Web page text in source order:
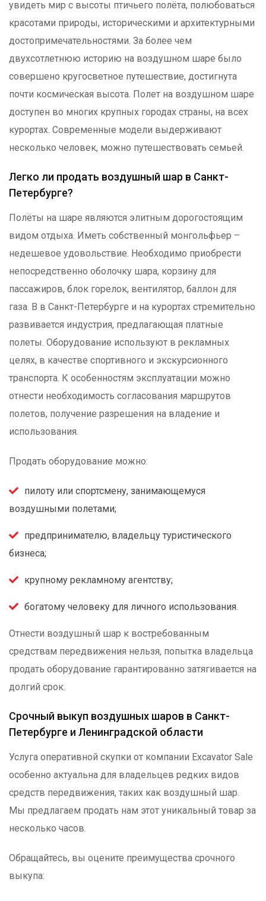
увидеть мир с высоты птичьего полёта, полюбоваться
красотами природы, историческими и архитектурными
достопримечательностями. За более чем
двухсотлетнюю историю на воздушном шаре было
совершено кругосветное путешествие, достигнута
почти космическая высота. Полет на воздушном шаре
доступен во многих крупных городах страны, на всех
курортах. Современные модели выдерживают
несколько человек, можно путешествовать семьей.
Легко ли продать воздушный шар в Санкт-
Петербурге?
Полёты на шаре являются элитным дорогостоящим
видом отдыха. Иметь собственный монгольфьер –
недешевое удовольствие. Необходимо приобрести
непосредственно оболочку шара, корзину для
пассажиров, блок горелок, вентилятор, баллон для
газа. В в Санкт-Петербурге и на курортах стремительно
развивается индустрия, предлагающая платные
полеты. Оборудование используют в рекламных
целях, в качестве спортивного и экскурсионного
транспорта. К особенностям эксплуатации можно
отнести необходимость согласования маршрутов
полетов, получение разрешения на владение и
использования.
Продать оборудование можно:
пилоту или спортсмену, занимающемуся
воздушными полетами;
предпринимателю, владельцу туристического
бизнеса;
крупному рекламному агентству;
богатому человеку для личного использования.
Отнести воздушный шар к востребованным
средствам передвижения нельзя, попытка владельца
продать оборудование гарантированно затягивается на
долгий срок.
Срочный выкуп воздушных шаров в Санкт-
Петербурге и Ленинградской области
Услуга оперативной скупки от компании Excavator Sale
особенно актуальна для владельцев редких видов
средств передвижения, таких как воздушный шар.
Мы предлагаем продать нам этот уникальный товар за
несколько часов.
Обращайтесь, вы оцените преимущества срочного
выкупа: